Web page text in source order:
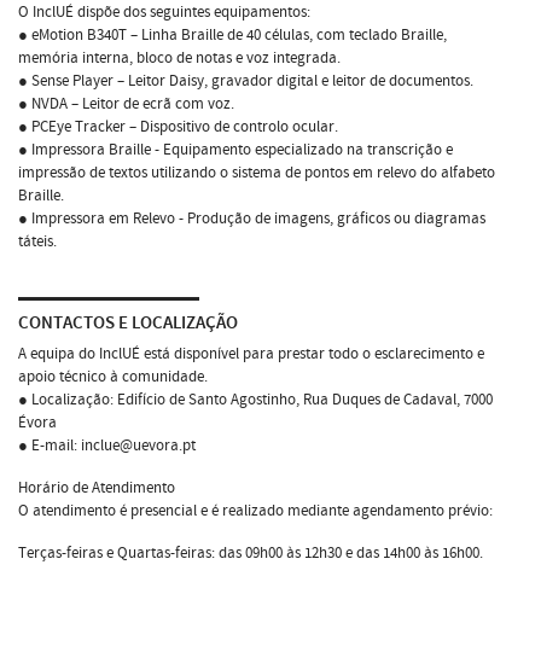
O InclUÉ dispõe dos seguintes equipamentos:
● eMotion B340T – Linha Braille de 40 células, com teclado Braille,
memória interna, bloco de notas e voz integrada.
● Sense Player – Leitor Daisy, gravador digital e leitor de documentos.
● NVDA – Leitor de ecrã com voz.
● PCEye Tracker – Dispositivo de controlo ocular.
● Impressora Braille - Equipamento especializado na transcrição e
impressão de textos utilizando o sistema de pontos em relevo do alfabeto
Braille.
● Impressora em Relevo - Produção de imagens, gráficos ou diagramas
táteis.
CONTACTOS E LOCALIZAÇÃO
A equipa do InclUÉ está disponível para prestar todo o esclarecimento e
apoio técnico à comunidade.
● Localização: Edifício de Santo Agostinho, Rua Duques de Cadaval, 7000
Évora
● E-mail: inclue@uevora.pt
Horário de Atendimento
O atendimento é presencial e é realizado mediante agendamento prévio:
Terças-feiras e Quartas-feiras: das 09h00 às 12h30 e das 14h00 às 16h00.